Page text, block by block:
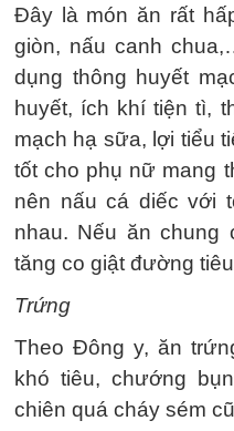
Đây là món ăn rất
giòn, nấu canh
dụng thông huyết
huyết, ích khí tiện tì,
mạch hạ sữa, lợi tiểu
tốt cho phụ nữ mang
nên nấu cá diếc với
nhau. Nếu ăn chung
tăng co giật đường
Trứng
Theo Đông y, ăn
khó tiêu, chướng
chiên quá cháy sém